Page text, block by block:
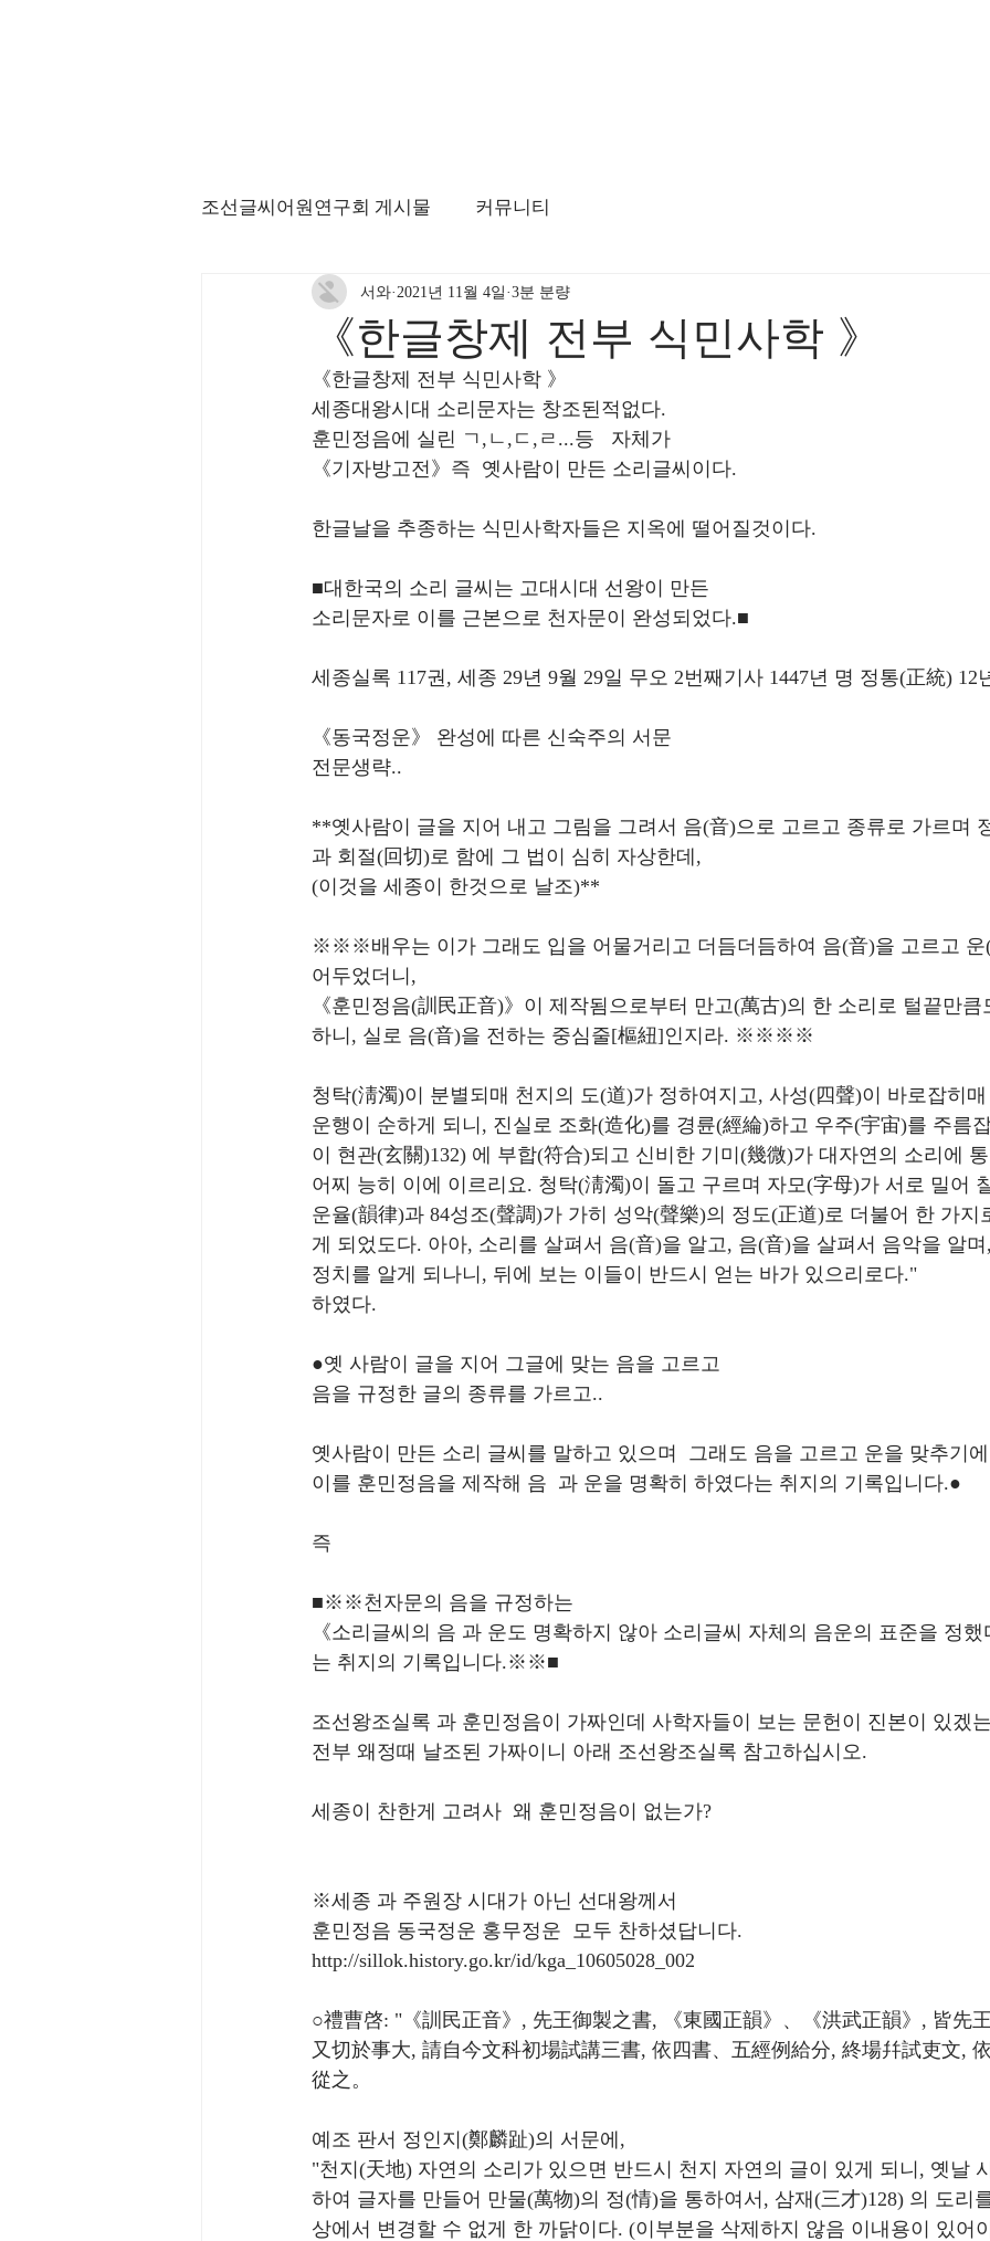
조선글씨어원연구회 게시물 커뮤니티
《한글창제 전부 식민사학 》
서와 2021년 11월 4일 3분 분량
《한글창제 전부 식민사학 》
세종대왕시대 소리문자는 창조된적없다.
훈민정음에 실린 ㄱ,ㄴ,ㄷ,ㄹ...등   자체가
《기자방고전》즉  옛사람이 만든 소리글씨이다.
한글날을 추종하는 식민사학자들은 지옥에 떨어질것이다.
■대한국의 소리 글씨는 고대시대 선왕이 만든
소리문자로 이를 근본으로 천자문이 완성되었다.■
세종실록 117권, 세종 29년 9월 29일 무오 2번째기사 1447년 명 정통(正統) 12
《동국정운》 완성에 따른 신숙주의 서문
전문생략..
**옛사람이 글을 지어 내고 그림을 그려서 음(音)으로 고르고 종류로 가르며
과 회절(回切)로 함에 그 법이 심히 자상한데,
(이것을 세종이 한것으로 날조)**
※※※배우는 이가 그래도 입을 어물거리고 더듬더듬하여 음(音)을 고르고 운
어두었더니,
《훈민정음(訓民正音)》이 제작됨으로부터 만고(萬古)의 한 소리로 털끝만큼
하니, 실로 음(音)을 전하는 중심줄[樞紐]인지라. ※※※※
청탁(淸濁)이 분별되매 천지의 도(道)가 정하여지고, 사성(四聲)이 바로잡히매
운행이 순하게 되니, 진실로 조화(造化)를 경륜(經綸)하고 우주(宇宙)를 주름
이 현관(玄關)132) 에 부합(符合)되고 신비한 기미(幾微)가 대자연의 소리에
어찌 능히 이에 이르리요. 청탁(淸濁)이 돌고 구르며 자모(字母)가 서로 밀어
운율(韻律)과 84성조(聲調)가 가히 성악(聲樂)의 정도(正道)로 더불어 한 가지
게 되었도다. 아아, 소리를 살펴서 음(音)을 알고, 음(音)을 살펴서 음악을 알며
정치를 알게 되나니, 뒤에 보는 이들이 반드시 얻는 바가 있으리로다."
하였다.
●옛 사람이 글을 지어 그글에 맞는 음을 고르고
음을 규정한 글의 종류를 가르고..
옛사람이 만든 소리 글씨를 말하고 있으며  그래도 음을 고르고 운을 맞추기
이를 훈민정음을 제작해 음  과 운을 명확히 하였다는 취지의 기록입니다.●
즉
■※※천자문의 음을 규정하는
《소리글씨의 음 과 운도 명확하지 않아 소리글씨 자체의 음운의 표준을 정했
는 취지의 기록입니다.※※■
조선왕조실록 과 훈민정음이 가짜인데 사학자들이 보는 문헌이 진본이 있겠
전부 왜정때 날조된 가짜이니 아래 조선왕조실록 참고하십시오.
세종이 찬한게 고려사  왜 훈민정음이 없는가?
※세종 과 주원장 시대가 아닌 선대왕께서
훈민정음 동국정운 홍무정운  모두 찬하셨답니다.
http://sillok.history.go.kr/id/kga_10605028_002
○禮曹啓: "《訓民正音》, 先王御製之書, 《東國正韻》、《洪武正韻》, 皆先
又切於事大, 請自今文科初場試講三書, 依四書、五經例給分, 終場幷試吏文,
從之。
예조 판서 정인지(鄭麟趾)의 서문에,
"천지(天地) 자연의 소리가 있으면 반드시 천지 자연의 글이 있게 되니, 옛날
하여 글자를 만들어 만물(萬物)의 정(情)을 통하여서, 삼재(三才)128) 의 도리
상에서 변경할 수 없게 한 까닭이다. (이부분을 삭제하지 않음 이내용이 있어